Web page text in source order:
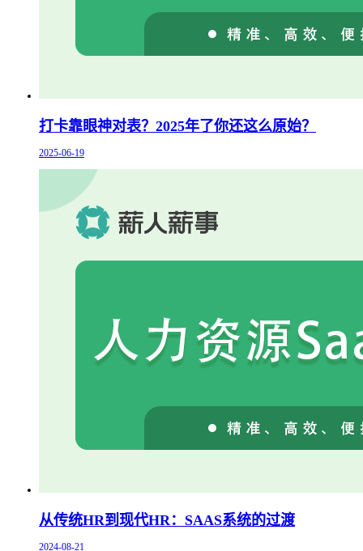
打卡靠眼神对表？2025年了你还这么原始？
2025-06-19
从传统HR到现代HR：SAAS系统的过渡
2024-08-21